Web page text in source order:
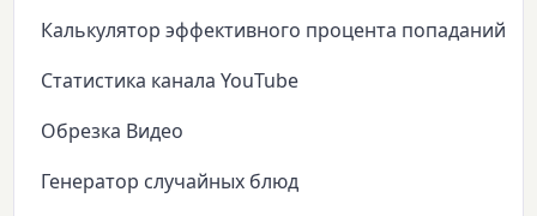
Калькулятор эффективного процента попаданий
Статистика канала YouTube
Обрезка Видео
Генератор случайных блюд